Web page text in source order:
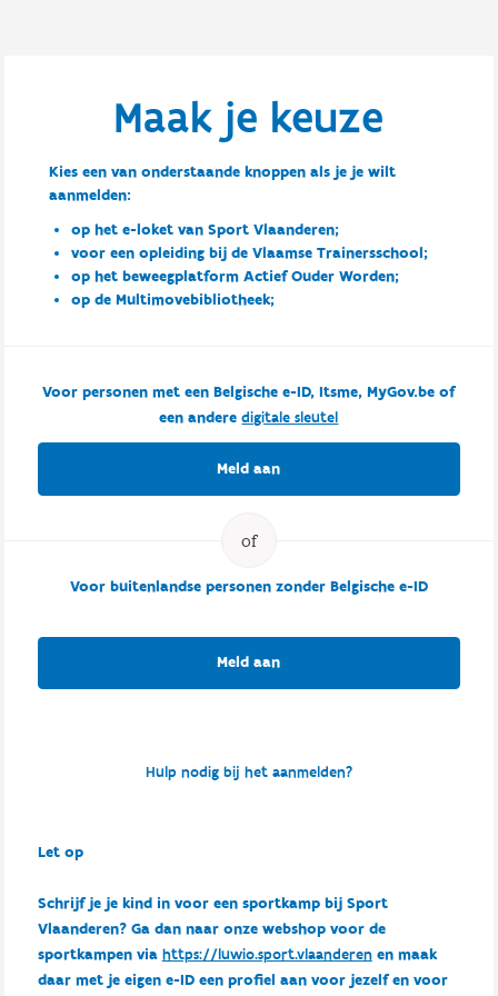
Maak je keuze
Kies een van onderstaande knoppen als je je wilt
aanmelden:
op het e-loket van Sport Vlaanderen;
voor een opleiding bij de Vlaamse Trainersschool;
op het beweegplatform Actief Ouder Worden;
op de Multimovebibliotheek;
Voor personen met een Belgische e-ID, Itsme, MyGov.be of
een anderedigitale sleutel
Meld aan
Voor buitenlandse personen zonder Belgische e-ID
Meld aan
Hulp nodig bij het aanmelden?
Let op
Schrijf je je kind in voor een sportkamp bij Sport
Vlaanderen? Ga dan naar onze webshop voor de
sportkampen via https://luwio.sport.vlaanderenen maak
daar met je eigen e-ID een profiel aan voor jezelf en voor